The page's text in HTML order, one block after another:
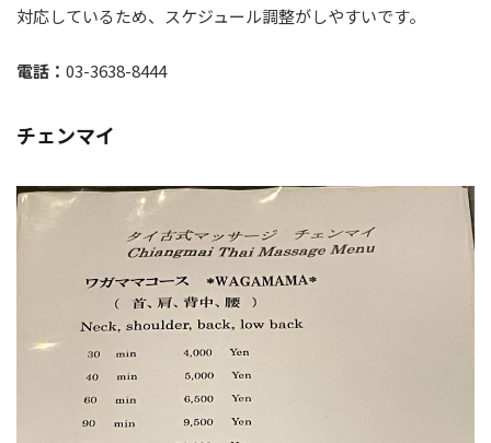
対応しているため、スケジュール調整がしやすいです。
電話： 03-3638-8444
チェンマイ